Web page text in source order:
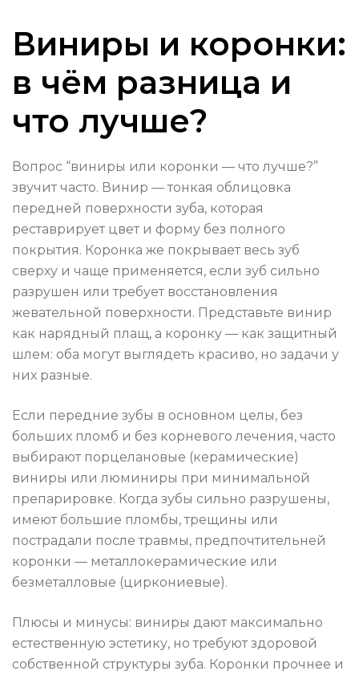
Виниры и коронки:
в чём разница и
что лучше?
Вопрос “виниры или коронки — что лучше?”
звучит часто. Винир — тонкая облицовка
передней поверхности зуба, которая
реставрирует цвет и форму без полного
покрытия. Коронка же покрывает весь зуб
сверху и чаще применяется, если зуб сильно
разрушен или требует восстановления
жевательной поверхности. Представьте винир
как нарядный плащ, а коронку — как защитный
шлем: оба могут выглядеть красиво, но задачи у
них разные.
Если передние зубы в основном целы, без
больших пломб и без корневого лечения, часто
выбирают порцелановые (керамические)
виниры или люминиры при минимальной
препарировке. Когда зубы сильно разрушены,
имеют большие пломбы, трещины или
пострадали после травмы, предпочтительней
коронки — металлокерамические или
безметалловые (циркониевые).
Плюсы и минусы: виниры дают максимально
естественную эстетику, но требуют здоровой
собственной структуры зуба. Коронки прочнее и